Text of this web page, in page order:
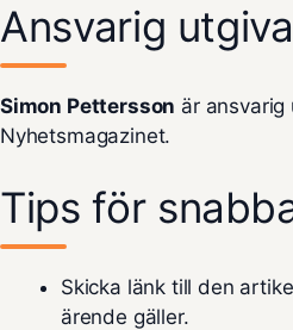
Ansvarig
Simon Pettersson är ansvarig
Nyhetsmagazinet.
Tips för
Skicka länk till den
ärende gäller.